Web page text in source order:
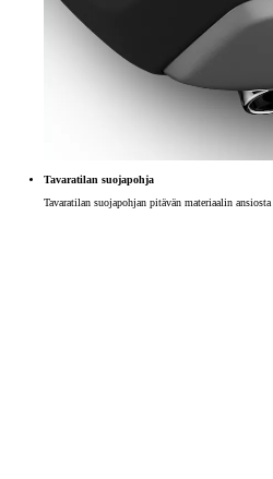
Tavaratilan suojapohja
Tavaratilan suojapohjan pitävän materiaalin